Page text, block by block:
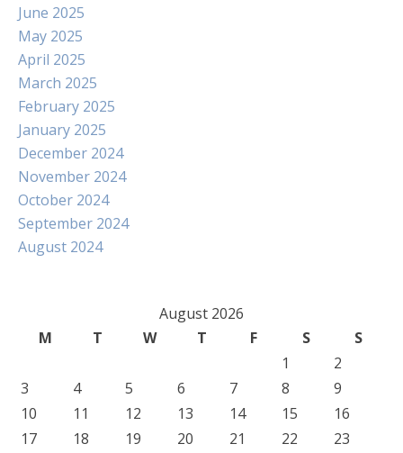
June 2025
May 2025
April 2025
March 2025
February 2025
January 2025
December 2024
November 2024
October 2024
September 2024
August 2024
August 2026
M
T W T F S
S
1
2
3
4 5 6 7 8
9
10
11 12 13 14 15
16
17
18 19 20 21 22
23